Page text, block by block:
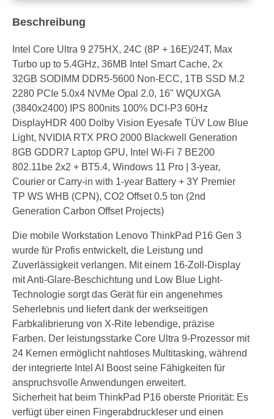
Beschreibung
Intel Core Ultra 9 275HX, 24C (8P + 16E)/24T, Max
Turbo up to 5.4GHz, 36MB Intel Smart Cache, 2x
32GB SODIMM DDR5-5600 Non-ECC, 1TB SSD M.2
2280 PCIe 5.0x4 NVMe Opal 2.0, 16" WQUXGA
(3840x2400) IPS 800nits 100% DCI-P3 60Hz
DisplayHDR 400 Dolby Vision Eyesafe TÜV Low Blue
Light, NVIDIA RTX PRO 2000 Blackwell Generation
8GB GDDR7 Laptop GPU, Intel Wi-Fi 7 BE200
802.11be 2x2 + BT5.4, Windows 11 Pro | 3-year,
Courier or Carry-in with 1-year Battery + 3Y Premier
TP WS WHB (CPN), CO2 Offset 0.5 ton (2nd
Generation Carbon Offset Projects)
Die mobile Workstation Lenovo ThinkPad P16 Gen 3
wurde für Profis entwickelt, die Leistung und
Zuverlässigkeit verlangen. Mit einem 16-Zoll-Display
mit Anti-Glare-Beschichtung und Low Blue Light-
Technologie sorgt das Gerät für ein angenehmes
Seherlebnis und liefert dank der werkseitigen
Farbkalibrierung von X-Rite lebendige, präzise
Farben. Der leistungsstarke Core Ultra 9-Prozessor mit
24 Kernen ermöglicht nahtloses Multitasking, während
der integrierte Intel AI Boost seine Fähigkeiten für
anspruchsvolle Anwendungen erweitert.
Sicherheit hat beim ThinkPad P16 oberste Priorität: Es
verfügt über einen Fingerabdruckleser und einen